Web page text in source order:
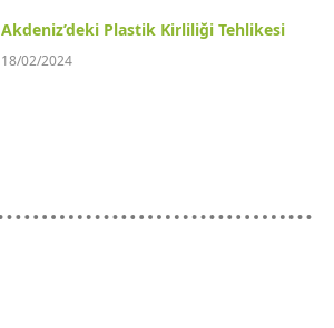
Akdeniz’deki Plastik Kirliliği Tehlikesi
18/02/2024